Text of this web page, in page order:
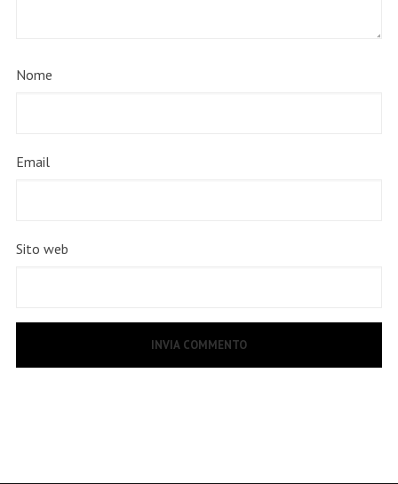
Nome
Email
Sito web